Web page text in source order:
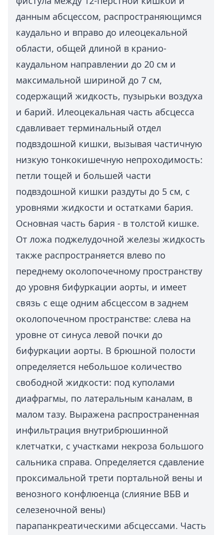
данным абсцессом, распространяющимся
каудально и вправо до илеоцекальной
области, общей длиной в кранио-
каудальном направлении до 20 см и
максимальной шириной до 7 см,
содержащий жидкость, пузырьки воздуха
и барий. Илеоцекальная часть абсцесса
сдавливает терминальный отдел
подвздошной кишки, вызывая частичную
низкую тонкокишечную непроходимость:
петли тощей и большей части
подвздошной кишки раздуты до 5 см, с
уровнями жидкости и остатками бария.
Основная часть бария - в толстой кишке.
От ложа поджелудочной железы жидкость
также распространяется влево по
переднему околопочечному пространству
до уровня бифуркации аорты, и имеет
связь с еще одним абсцессом в заднем
околопочечном пространстве: слева на
уровне от синуса левой почки до
бифуркации аорты. В брюшной полости
определяется небольшое количество
свободной жидкости: под куполами
диафрагмы, по латеральным каналам, в
малом тазу. Выражена распространенная
инфильтрация внутрибрюшинной
клетчатки, с участками некроза большого
сальника справа. Определяется сдавление
проксимальной трети портальной вены и
венозного конфлюенца (слияние ВБВ и
селезеночной вены)
парапанкреатическими абсцессами. Часть